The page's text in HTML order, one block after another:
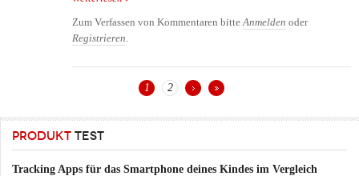
Zum Verfassen von Kommentaren bitteAnmelden oder
Registrieren.
1 2
PRODUKT TEST
Tracking Apps für das Smartphone deines Kindes im Vergleich